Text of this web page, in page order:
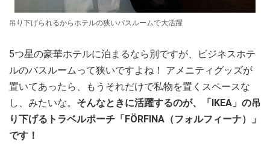
吊り下げられるからホテルの狭いバスルームで大活躍
5つ星の豪華ホテルに泊まるなら別ですが、ビジネスホテ
ルのバスルームって狭いですよね！ アメニティグッズが
置いてあったら、もうそれだけで私物を置くスペースな
し、みたいな。 そんなときに活躍するのが、「IKEA」の吊
り下げるトラベルポーチ「FÖRFINA（フォルフィーナ）」
です！